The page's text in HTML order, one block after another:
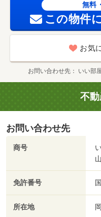
無料
この物件
お気
お問い合わせ先 いい部
不
お問い合わせ先
商号
免許番号
所在地